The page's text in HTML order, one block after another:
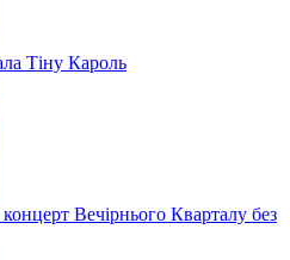
Тіну Кароль
Вечірнього Кварталу без